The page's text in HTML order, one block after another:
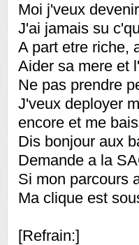
Moi j'veux
J'ai jamais su
A part etre riche,
Aider sa mere et
Ne pas prendre
J'veux deployer
encore et me
Dis bonjour aux
Demande a la
Si mon parcours
Ma clique est
[Refrain:]